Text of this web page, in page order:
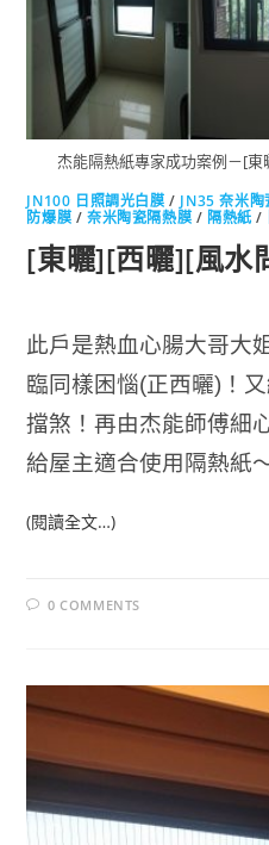
杰能隔熱紙專家成功案例－[
JN100 日照調光白膜 / JN35 奈米
防爆膜 /奈米陶瓷隔熱膜 / 隔熱紙/
[東曬][西曬][風水
此戶是熱血心腸大哥大
臨同樣困惱(正西曬)！
擋煞！再由杰能師傅細
給屋主適合使用隔熱紙
(閱讀全文…)
0 COMMENTS